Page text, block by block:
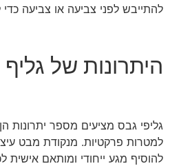
להתייבש לפני צביעה או צביעה
היתרונות של
גליפי גבס מציעים מספר יתרונות
למטרות פרקטיות. מנקודת מבט
להוסיף מגע ייחודי ומותאם אישית